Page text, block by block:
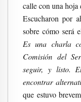
calle con una hoja
Escucharon por
sobre cómo será
Es una charla
Comisión del
seguir, y listo.
encontrar
que estuvo